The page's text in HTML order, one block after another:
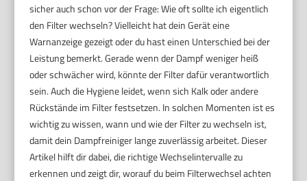
sicher auch schon vor der Frage: Wie oft sollte ich eigentlich
den Filter wechseln? Vielleicht hat dein Gerät eine
Warnanzeige gezeigt oder du hast einen Unterschied bei der
Leistung bemerkt. Gerade wenn der Dampf weniger heiß
oder schwächer wird, könnte der Filter dafür verantwortlich
sein. Auch die Hygiene leidet, wenn sich Kalk oder andere
Rückstände im Filter festsetzen. In solchen Momenten ist es
wichtig zu wissen, wann und wie der Filter zu wechseln ist,
damit dein Dampfreiniger lange zuverlässig arbeitet. Dieser
Artikel hilft dir dabei, die richtige Wechselintervalle zu
erkennen und zeigt dir, worauf du beim Filterwechsel achten